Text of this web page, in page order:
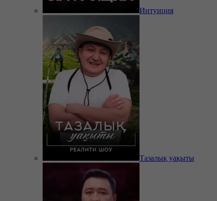
Интуиция
Тазалық уақыты